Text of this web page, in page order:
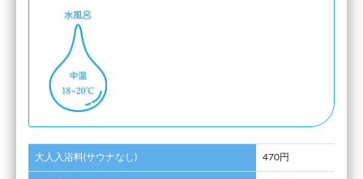
大人入浴料(サウナなし) 470円